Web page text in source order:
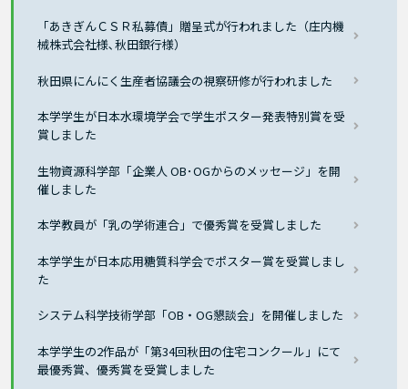
「あきぎんＣＳＲ私募債」贈呈式が行われました（庄内機
械株式会社様､秋田銀行様）
秋田県にんにく生産者協議会の視察研修が行われました
本学学生が日本水環境学会で学生ポスター発表特別賞を受
賞しました
生物資源科学部「企業人 OB･OGからのメッセージ」を開
催しました
本学教員が「乳の学術連合」で優秀賞を受賞しました
本学学生が日本応用糖質科学会でポスター賞を受賞しまし
た
システム科学技術学部「OB・OG懇談会」を開催しました
本学学生の2作品が「第34回秋田の住宅コンクール」にて
最優秀賞、優秀賞を受賞しました